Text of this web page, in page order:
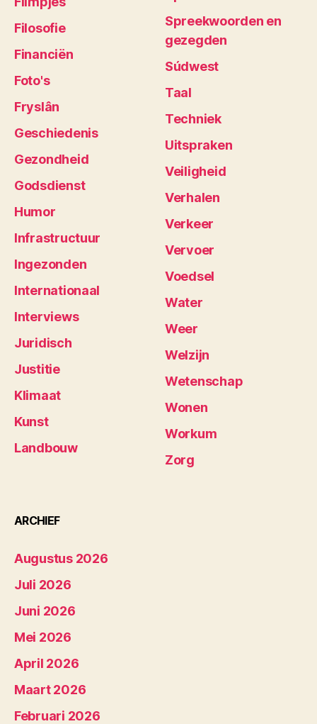
Filosofie
Financiën
Foto's
Fryslân
Geschiedenis
Gezondheid
Godsdienst
Humor
Infrastructuur
Ingezonden
Internationaal
Interviews
Juridisch
Justitie
Klimaat
Kunst
Landbouw
Spreekwoorden en
gezegden
Súdwest
Taal
Techniek
Uitspraken
Veiligheid
Verhalen
Verkeer
Vervoer
Voedsel
Water
Weer
Welzijn
Wetenschap
Wonen
Workum
Zorg
ARCHIEF
Augustus 2026
Juli 2026
Juni 2026
Mei 2026
April 2026
Maart 2026
Februari 2026